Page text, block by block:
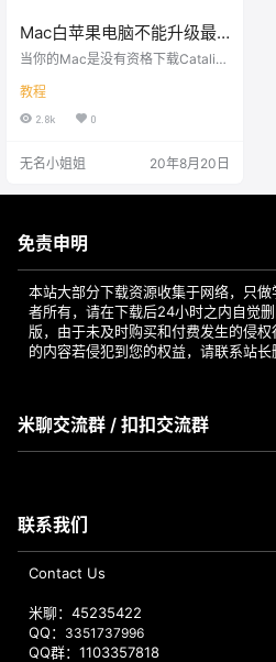
Mac白苹果电脑不能升级最
新系统的解决方法
当你的Mac是没有资格下载Catalin
可以直接从Apple上的旧版Intel Ma
c上下载。如果您无法通过Mac App
下载Mojave和High Sierra。下载C
应用程序，然后将其移至“应用程序”
nibeast…
教程
2.8k 0
无名小姐姐 20年8月20日
免责申明
本站大部分下载资源收集于网络，只
者所有，请在下载后24小时之内自觉
版，由于未及时购买和付费发生的侵
的内容若侵犯到您的权益，请联系站长
米聊交流群 / 扣扣交流群
联系我们
Contact Us
米聊：45235422
QQ： 3351737996
QQ群：1103357818